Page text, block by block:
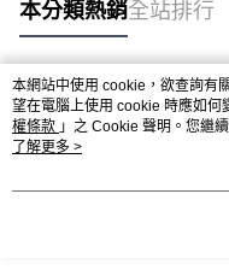
本分類熱銷全站排行
熱門標籤
本網站中使用 cookie，欲查詢有
望在電腦上使用 cookie 時應如何
權條款 」之 Cookie 聲明。您繼
用條款之 Cookie 聲明使用 cookie
了解更多 >